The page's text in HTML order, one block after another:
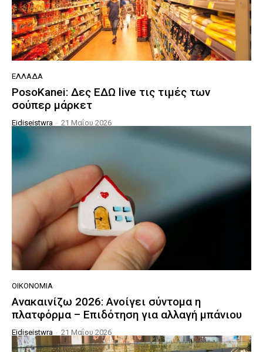
ΕΛΛΆΔΑ
PosoKanei: Δες ΕΔΩ live τις τιμές των
σούπερ μάρκετ
Eidiseistwra - 21 Μαΐου 2026
ΟΙΚΟΝΟΜΊΑ
Ανακαινίζω 2026: Ανοίγει σύντομα η
πλατφόρμα – Επιδότηση για αλλαγή μπάνιου
Eidiseistwra - 21 Μαΐου 2026